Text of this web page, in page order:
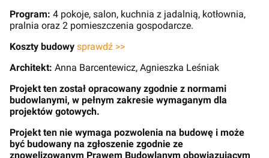
Program: 4 pokoje, salon, kuchnia z jadalnią, kotłownia,
pralnia oraz 2 pomieszczenia gospodarcze.
Koszty budowy sprawdź >>
Architekt: Anna Barcentewicz, Agnieszka Leśniak
Projekt ten został opracowany zgodnie z normami
budowlanymi, w pełnym zakresie wymaganym dla
projektów gotowych.
Projekt ten nie wymaga pozwolenia na budowę i może
być budowany na zgłoszenie zgodnie ze
znowelizowanym Prawem Budowlanym obowiązującym